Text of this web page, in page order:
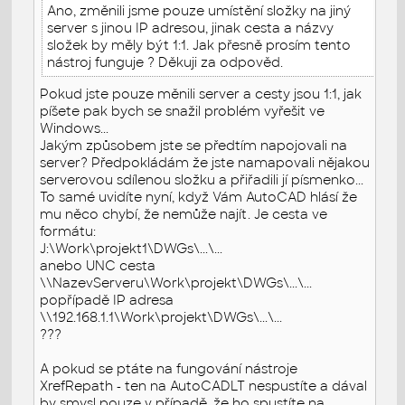
Ano, změnili jsme pouze umístění složky na jiný
server s jinou IP adresou, jinak cesta a názvy
složek by měly být 1:1. Jak přesně prosím tento
nástroj funguje ? Děkuji za odpověd.
Pokud jste pouze měnili server a cesty jsou 1:1, jak
píšete pak bych se snažil problém vyřešit ve
Windows...
Jakým způsobem jste se předtím napojovali na
server? Předpokládám že jste namapovali nějakou
serverovou sdílenou složku a přiřadili jí písmenko...
To samé uvidíte nyní, když Vám AutoCAD hlásí že
mu něco chybí, že nemůže najít. Je cesta ve
formátu:
J:\Work\projekt1\DWGs\...\...
anebo UNC cesta
\\NazevServeru\Work\projekt\DWGs\...\...
popřípadě IP adresa
\\192.168.1.1\Work\projekt\DWGs\...\...
???
A pokud se ptáte na fungování nástroje
XrefRepath - ten na AutoCADLT nespustíte a dával